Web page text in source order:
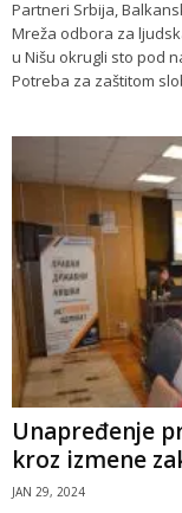
Partneri Srbija,
Mreža odbora za
u Nišu okrugli sto pod
Potreba za zaštitom
Unapređenje
kroz izmene
JAN 29, 2024